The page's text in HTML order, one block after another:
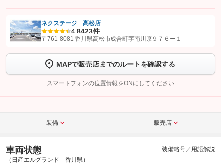
【STEP1】認証画面でグーネットを友だち追加してから「許可する」ボタンを押
トーク画面で
ボタンをタップして問い合わせを
完了してください。
こちら
ネクステージ 高松店
4.8423件
〒761-8081 香川県高松市成合町字南川原９７６ー１
MAPで販売店までのルートを確認する
スマートフォンの位置情報をONにしてください
装備 販売店
車両状態
（日産エルグランド 香川県）
装備略号／用語解説